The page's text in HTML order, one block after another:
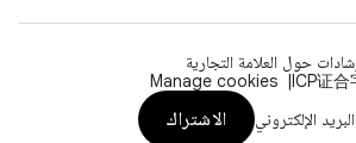
حول العلامة التجارية
ICP证
Manage cookies
الإلكتروني
الاشتراك